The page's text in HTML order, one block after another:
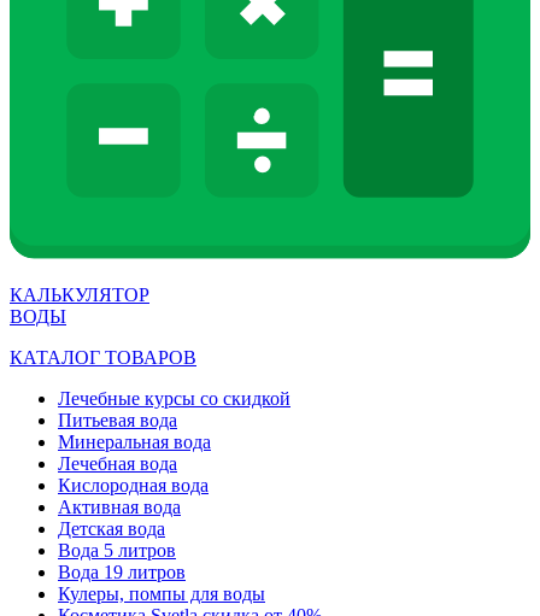
КАЛЬКУЛЯТОР
ВОДЫ
КАТАЛОГ ТОВАРОВ
Лечебные курсы со скидкой
Питьевая вода
Минеральная вода
Лечебная вода
Кислородная вода
Активная вода
Детская вода
Вода 5 литров
Вода 19 литров
Кулеры, помпы для воды